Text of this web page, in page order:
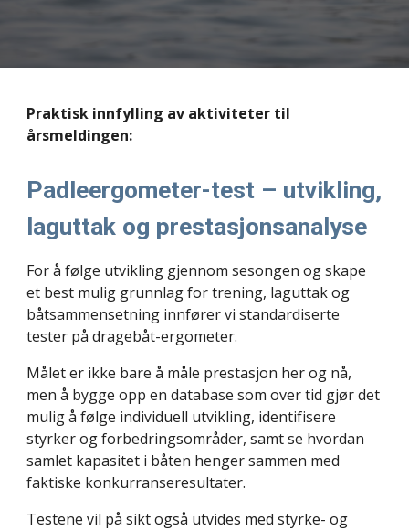
Praktisk innfylling av aktiviteter til
årsmeldingen:
Padleergometer-test – utvikling,
laguttak og prestasjonsanalyse
For å følge utvikling gjennom sesongen og skape
et best mulig grunnlag for trening, laguttak og
båtsammensetning innfører vi standardiserte
tester på dragebåt-ergometer.
Målet er ikke bare å måle prestasjon her og nå,
men å bygge opp en database som over tid gjør det
mulig å følge individuell utvikling, identifisere
styrker og forbedringsområder, samt se hvordan
samlet kapasitet i båten henger sammen med
faktiske konkurranseresultater.
Testene vil på sikt også utvides med styrke- og